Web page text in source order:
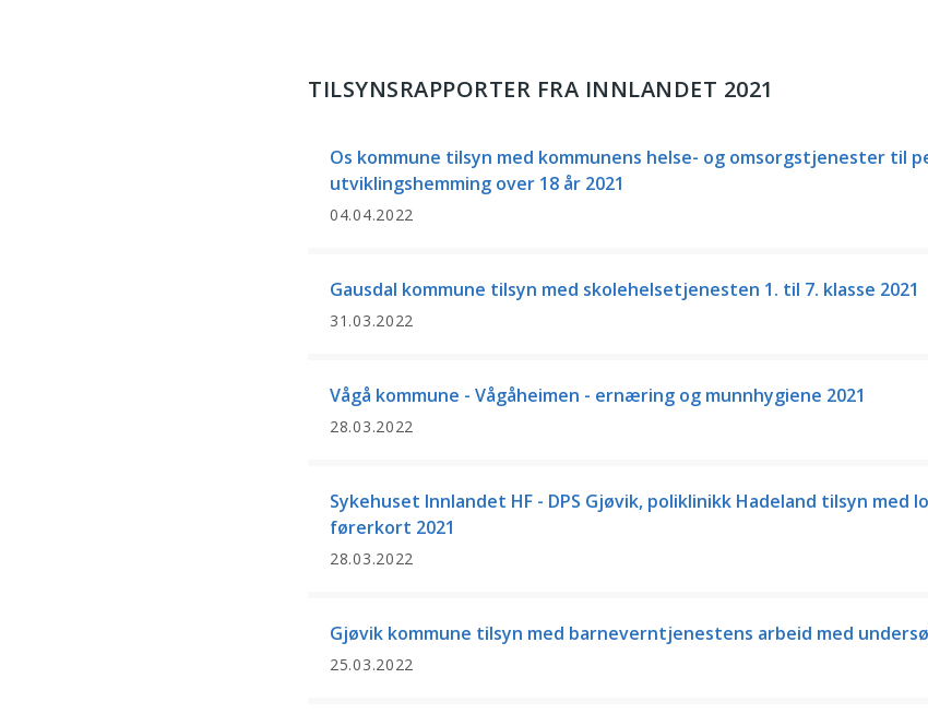
TILSYNSRAPPORTER FRA INNLANDET 2021
Os kommune tilsyn med kommunens helse- og omsorgstjenester til
utviklingshemming over 18 år 2021
04.04.2022
Gausdal kommune tilsyn med skolehelsetjenesten 1. til 7. klasse 2021
31.03.2022
Vågå kommune - Vågåheimen - ernæring og munnhygiene 2021
28.03.2022
Sykehuset Innlandet HF - DPS Gjøvik, poliklinikk Hadeland tilsyn med
førerkort 2021
28.03.2022
Gjøvik kommune tilsyn med barneverntjenestens arbeid med
25.03.2022